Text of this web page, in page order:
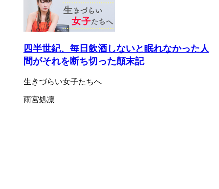
四半世紀、毎日飲酒しないと眠れなかった人
間がそれを断ち切った顛末記
生きづらい女子たちへ
雨宮処凛